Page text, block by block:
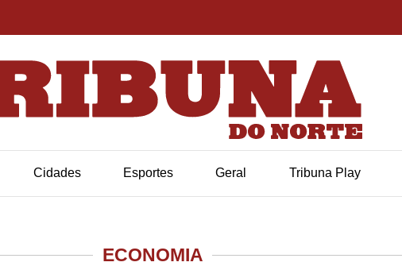
Cidades Esportes Geral Tribuna Play
ECONOMIA